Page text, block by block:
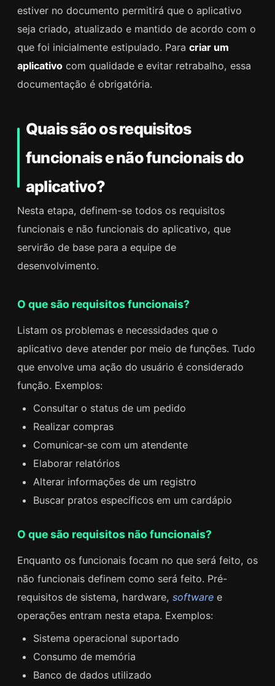
estiver no documento permitirá que o aplicativo
seja criado, atualizado e mantido de acordo com o
que foi inicialmente estipulado. Para criar um
aplicativo com qualidade e evitar retrabalho, essa
documentação é obrigatória.
Quais são os requisitos
funcionais e não funcionais do
aplicativo?
Nesta etapa, definem-se todos os requisitos
funcionais e não funcionais do aplicativo, que
servirão de base para a equipe de
desenvolvimento.
O que são requisitos funcionais?
Listam os problemas e necessidades que o
aplicativo deve atender por meio de funções. Tudo
que envolve uma ação do usuário é considerado
função. Exemplos:
Consultar o status de um pedido
Realizar compras
Comunicar-se com um atendente
Elaborar relatórios
Alterar informações de um registro
Buscar pratos específicos em um cardápio
O que são requisitos não funcionais?
Enquanto os funcionais focam no que será feito, os
não funcionais definem como será feito. Pré-
requisitos de sistema, hardware, software e
operações entram nesta etapa. Exemplos:
Sistema operacional suportado
Consumo de memória
Banco de dados utilizado